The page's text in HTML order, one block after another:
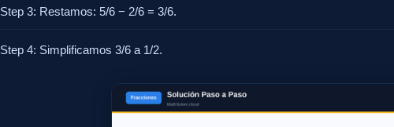
Step 3: Restamos: 5/6 − 2/6 = 3/6.
Step 4: Simplificamos 3/6 a 1/2.